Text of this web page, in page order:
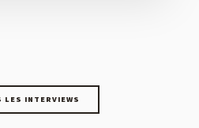
LES INTERVIEWS